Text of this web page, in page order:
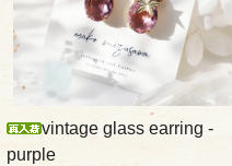
vintage glass earring -
purple